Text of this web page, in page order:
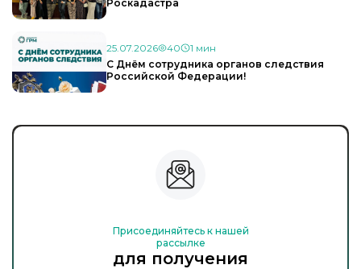
Роскадастра
25.07.2026 40
1 мин
С Днём сотрудника органов следствия
Российской Федерации!
Присоединяйтесь к нашей
рассылке
для получения